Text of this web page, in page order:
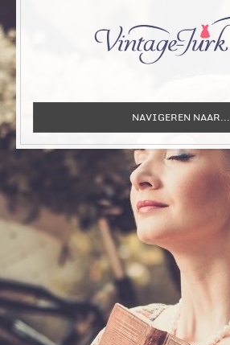
NAVIGEREN NAAR...